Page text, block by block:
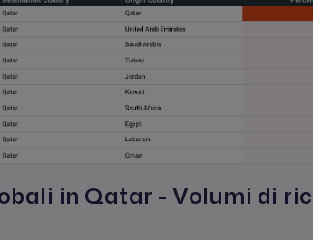
in Qatar - Volumi di